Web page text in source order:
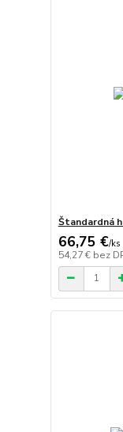
Štandardná
66,75 €/ks
54,27 € bez